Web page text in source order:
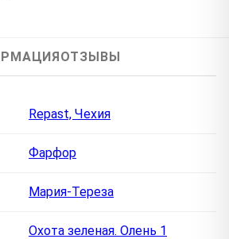
ОТЗЫВЫ
Repast, Чехия
Фарфор
Мария-Тереза
Охота зеленая. Олень 1